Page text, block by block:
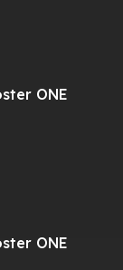
ONE
ONE